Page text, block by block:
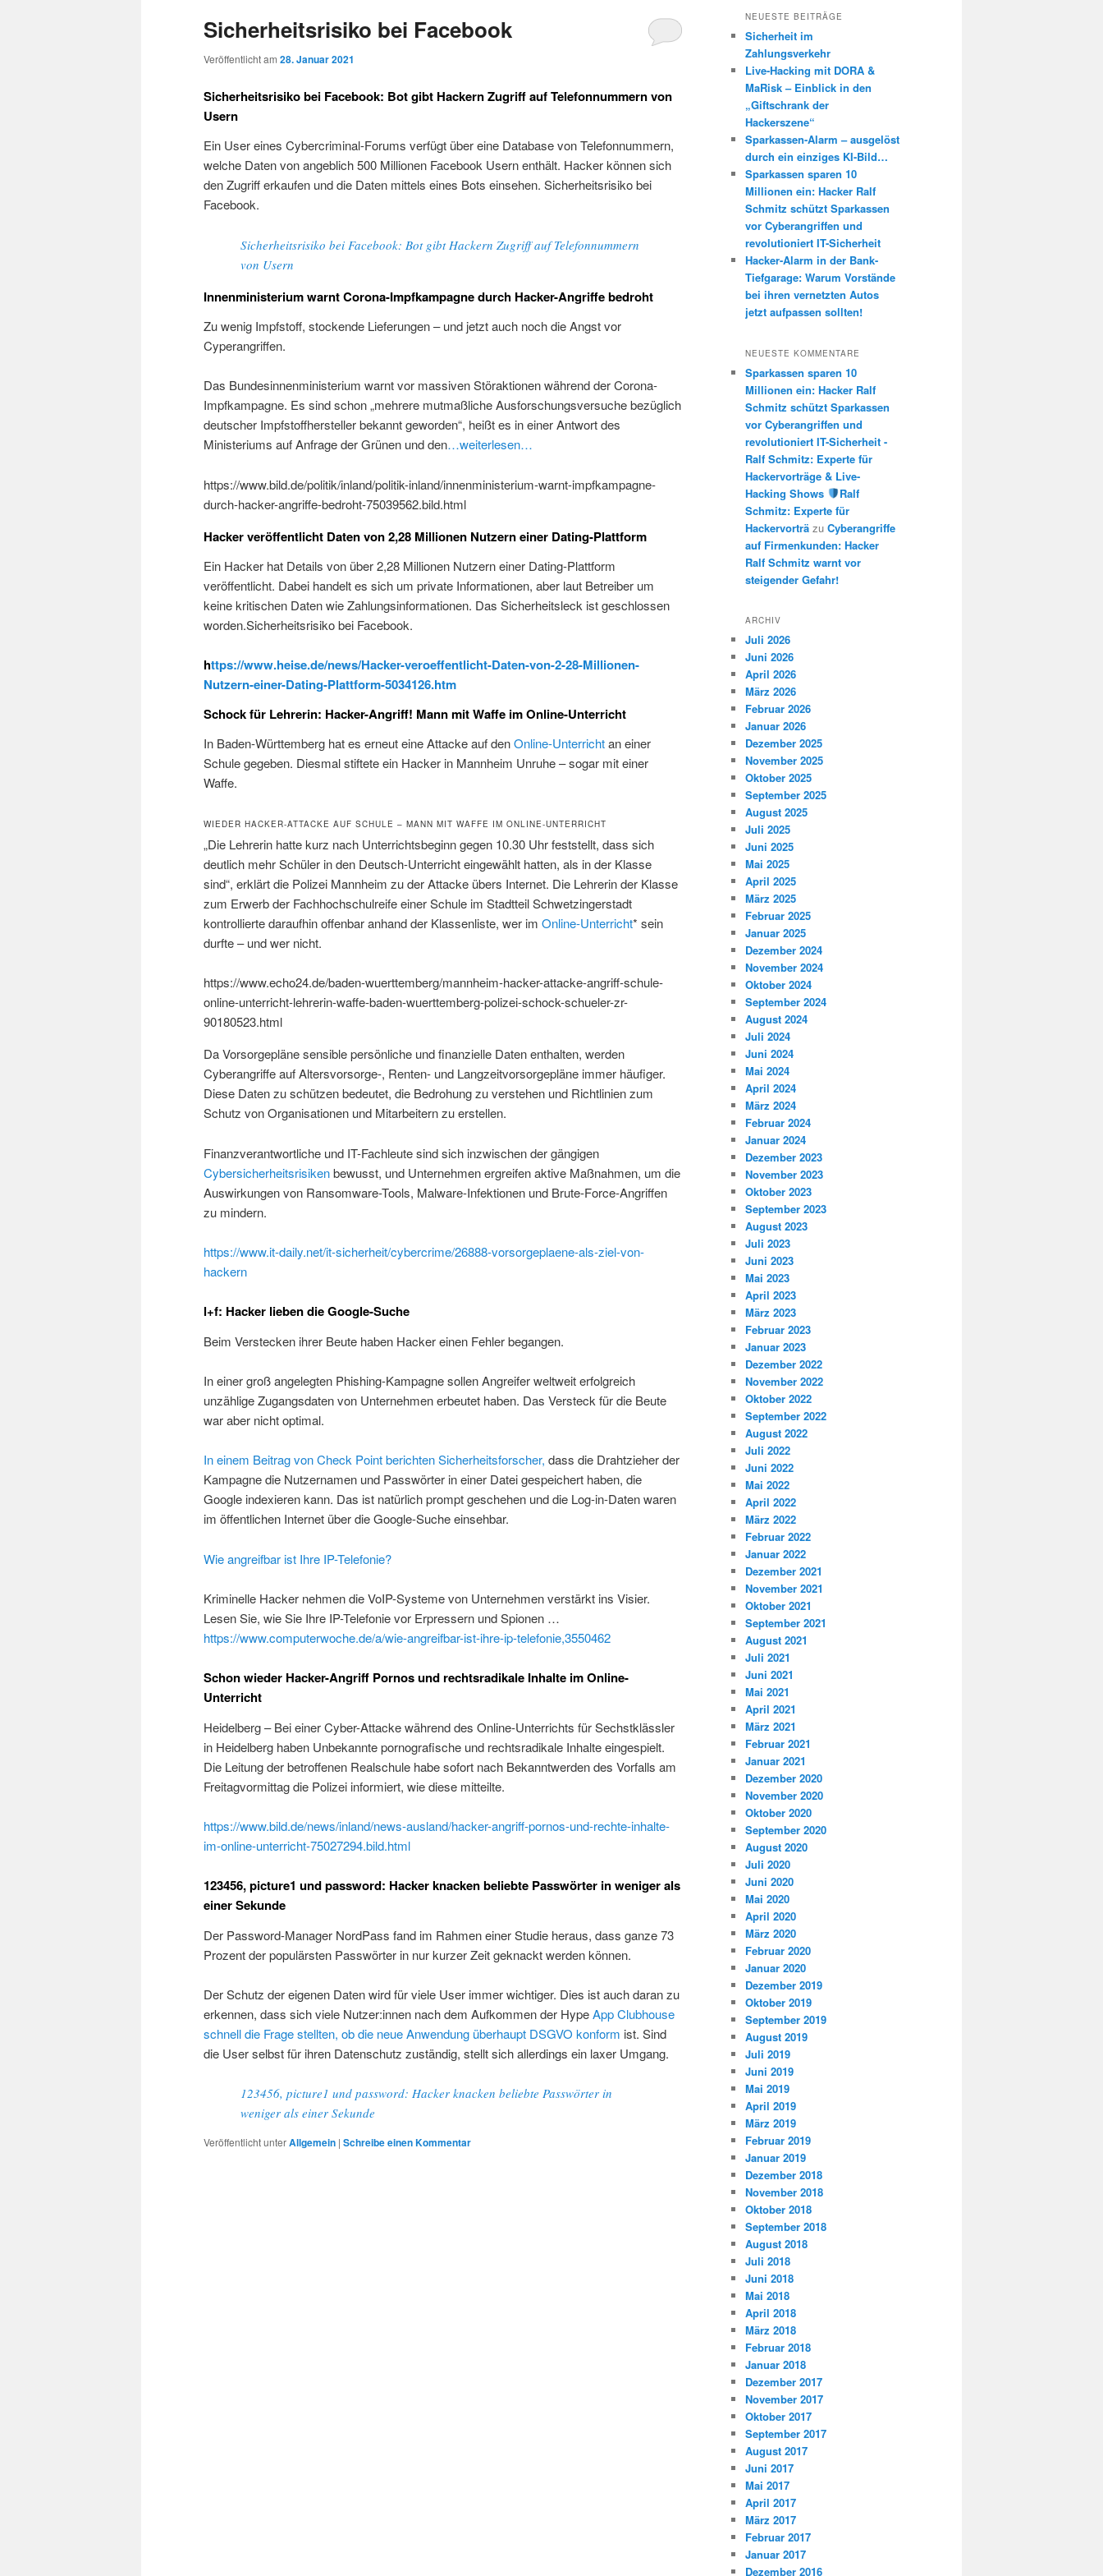
Sicherheitsrisiko bei Facebook
Veröffentlicht am 28. Januar 2021
Sicherheitsrisiko bei Facebook: Bot gibt Hackern Zugriff auf Telefonnummern von
Usern
Ein User eines Cybercriminal-Forums verfügt über eine Database von Telefonnummern,
welche Daten von angeblich 500 Millionen Facebook Usern enthält. Hacker können sich
den Zugriff erkaufen und die Daten mittels eines Bots einsehen. Sicherheitsrisiko bei
Facebook.
Sicherheitsrisiko bei Facebook: Bot gibt Hackern Zugriff auf Telefonnummern
von Usern
Innenministerium warnt Corona-Impfkampagne durch Hacker-Angriffe bedroht
Zu wenig Impfstoff, stockende Lieferungen – und jetzt auch noch die Angst vor
Cyperangriffen.
Das Bundesinnenministerium warnt vor massiven Störaktionen während der Corona-
Impfkampagne. Es sind schon „mehrere mutmaßliche Ausforschungsversuche bezüglich
deutscher Impfstoffhersteller bekannt geworden“, heißt es in einer Antwort des
Ministeriums auf Anfrage der Grünen und den…weiterlesen…
https://www.bild.de/politik/inland/politik-inland/innenministerium-warnt-impfkampagne-
durch-hacker-angriffe-bedroht-75039562.bild.html
Hacker veröffentlicht Daten von 2,28 Millionen Nutzern einer Dating-Plattform
Ein Hacker hat Details von über 2,28 Millionen Nutzern einer Dating-Plattform
veröffentlicht. Dabei handelt es sich um private Informationen, aber laut Betreiber um
keine kritischen Daten wie Zahlungsinformationen. Das Sicherheitsleck ist geschlossen
worden.Sicherheitsrisiko bei Facebook.
https://www.heise.de/news/Hacker-veroeffentlicht-Daten-von-2-28-Millionen-
Nutzern-einer-Dating-Plattform-5034126.htm
Schock für Lehrerin: Hacker-Angriff! Mann mit Waffe im Online-Unterricht
In Baden-Württemberg hat es erneut eine Attacke auf denOnline-Unterrichtan einer
Schule gegeben. Diesmal stiftete ein Hacker in Mannheim Unruhe – sogar mit einer
Waffe.
WIEDER HACKER-ATTACKE AUF SCHULE – MANN MIT WAFFE IM ONLINE-UNTERRICHT
„Die Lehrerin hatte kurz nach Unterrichtsbeginn gegen 10.30 Uhr feststellt, dass sich
deutlich mehr Schüler in den Deutsch-Unterricht eingewählt hatten, als in der Klasse
sind“, erklärt die Polizei Mannheim zu der Attacke übers Internet. Die Lehrerin der Klasse
zum Erwerb der Fachhochschulreife einer Schule im Stadtteil Schwetzingerstadt
kontrollierte daraufhin offenbar anhand der Klassenliste, wer im Online-Unterricht* sein
durfte – und wer nicht.
https://www.echo24.de/baden-wuerttemberg/mannheim-hacker-attacke-angriff-schule-
online-unterricht-lehrerin-waffe-baden-wuerttemberg-polizei-schock-schueler-zr-
90180523.html
Da Vorsorgepläne sensible persönliche und finanzielle Daten enthalten, werden
Cyberangriffe auf Altersvorsorge-, Renten- und Langzeitvorsorgepläne immer häufiger.
Diese Daten zu schützen bedeutet, die Bedrohung zu verstehen und Richtlinien zum
Schutz von Organisationen und Mitarbeitern zu erstellen.
Finanzverantwortliche und IT-Fachleute sind sich inzwischen der gängigen
Cybersicherheitsrisikenbewusst, und Unternehmen ergreifen aktive Maßnahmen, um die
Auswirkungen von Ransomware-Tools, Malware-Infektionen und Brute-Force-Angriffen
zu mindern.
https://www.it-daily.net/it-sicherheit/cybercrime/26888-vorsorgeplaene-als-ziel-von-
hackern
l+f: Hacker lieben die Google-Suche
Beim Verstecken ihrer Beute haben Hacker einen Fehler begangen.
In einer groß angelegten Phishing-Kampagne sollen Angreifer weltweit erfolgreich
unzählige Zugangsdaten von Unternehmen erbeutet haben. Das Versteck für die Beute
war aber nicht optimal.
In einem Beitrag von Check Point berichten Sicherheitsforscher, dass die Drahtzieher der
Kampagne die Nutzernamen und Passwörter in einer Datei gespeichert haben, die
Google indexieren kann. Das ist natürlich prompt geschehen und die Log-in-Daten waren
im öffentlichen Internet über die Google-Suche einsehbar.
Wie angreifbar ist Ihre IP-Telefonie?
Kriminelle Hacker nehmen die VoIP-Systeme von Unternehmen verstärkt ins Visier.
Lesen Sie, wie Sie Ihre IP-Telefonie vor Erpressern und Spionen …
https://www.computerwoche.de/a/wie-angreifbar-ist-ihre-ip-telefonie,3550462
Schon wieder Hacker-Angriff Pornos und rechtsradikale Inhalte im Online-
Unterricht
Heidelberg – Bei einer Cyber-Attacke während des Online-Unterrichts für Sechstklässler
in Heidelberg haben Unbekannte pornografische und rechtsradikale Inhalte eingespielt.
Die Leitung der betroffenen Realschule habe sofort nach Bekanntwerden des Vorfalls am
Freitagvormittag die Polizei informiert, wie diese mitteilte.
https://www.bild.de/news/inland/news-ausland/hacker-angriff-pornos-und-rechte-inhalte-
im-online-unterricht-75027294.bild.html
123456, picture1 und password: Hacker knacken beliebte Passwörter in weniger als
einer Sekunde
Der Password-Manager NordPass fand im Rahmen einer Studie heraus, dass ganze 73
Prozent der populärsten Passwörter in nur kurzer Zeit geknackt werden können.
Der Schutz der eigenen Daten wird für viele User immer wichtiger. Dies ist auch daran zu
erkennen, dass sich viele Nutzer:innen nach dem Aufkommen der HypeAppClubhouse
schnell die Frage stellten, ob die neue Anwendung überhaupt DSGVO konform ist. Sind
die User selbst für ihren Datenschutz zuständig, stellt sich allerdings ein laxer Umgang.
123456, picture1 und password: Hacker knacken beliebte Passwörter in
weniger als einer Sekunde
Veröffentlicht unterAllgemein | Schreibe einen Kommentar
h
n
NEUESTE BEITRÄGE
Sicherheit im
Zahlungsverkehr
Live-Hacking mit DORA &
MaRisk – Einblick in den
„Giftschrank der
Hackerszene“
Sparkassen-Alarm – ausgelöst
durch ein einziges KI-Bild…
Sparkassen sparen 10
Millionen ein: Hacker Ralf
Schmitz schützt Sparkassen
vor Cyberangriffen und
revolutioniert IT-Sicherheit
Hacker-Alarm in der Bank-
Tiefgarage: Warum Vorstände
bei ihren vernetzten Autos
jetzt aufpassen sollten!
NEUESTE KOMMENTARE
Sparkassen sparen 10
Millionen ein: Hacker Ralf
Schmitz schützt Sparkassen
vor Cyberangriffen und
revolutioniert IT-Sicherheit -
Ralf Schmitz: Experte für
Hackervorträge & Live-
Hacking Shows
Ralf
Schmitz: Experte für
Hackervorträ zu Cyberangriffe
auf Firmenkunden: Hacker
Ralf Schmitz warnt vor
steigender Gefahr!
ARCHIV
Juli 2026
Juni 2026
April 2026
März 2026
Februar 2026
Januar 2026
Dezember 2025
November 2025
Oktober 2025
September 2025
August 2025
Juli 2025
Juni 2025
Mai 2025
April 2025
März 2025
Februar 2025
Januar 2025
Dezember 2024
November 2024
Oktober 2024
September 2024
August 2024
Juli 2024
Juni 2024
Mai 2024
April 2024
März 2024
Februar 2024
Januar 2024
Dezember 2023
November 2023
Oktober 2023
September 2023
August 2023
Juli 2023
Juni 2023
Mai 2023
April 2023
März 2023
Februar 2023
Januar 2023
Dezember 2022
November 2022
Oktober 2022
September 2022
August 2022
Juli 2022
Juni 2022
Mai 2022
April 2022
März 2022
Februar 2022
Januar 2022
Dezember 2021
November 2021
Oktober 2021
September 2021
August 2021
Juli 2021
Juni 2021
Mai 2021
April 2021
März 2021
Februar 2021
Januar 2021
Dezember 2020
November 2020
Oktober 2020
September 2020
August 2020
Juli 2020
Juni 2020
Mai 2020
April 2020
März 2020
Februar 2020
Januar 2020
Dezember 2019
Oktober 2019
September 2019
August 2019
Juli 2019
Juni 2019
Mai 2019
April 2019
März 2019
Februar 2019
Januar 2019
Dezember 2018
November 2018
Oktober 2018
September 2018
August 2018
Juli 2018
Juni 2018
Mai 2018
April 2018
März 2018
Februar 2018
Januar 2018
Dezember 2017
November 2017
Oktober 2017
September 2017
August 2017
Juni 2017
Mai 2017
April 2017
März 2017
Februar 2017
Januar 2017
Dezember 2016